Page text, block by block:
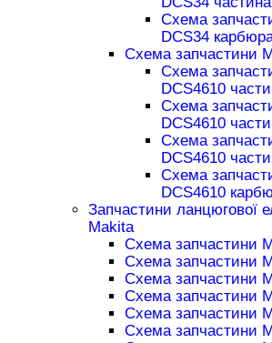
Схема
DCS34
Схема запчастини
Схема
DCS4610
Схема
DCS4610
Схема
DCS4610
Схема
DCS4610
Запчастини ланцюгової
Makita
Схема запчастини
Схема запчастини
Схема запчастини
Схема запчастини
Схема запчастини
Схема запчастини